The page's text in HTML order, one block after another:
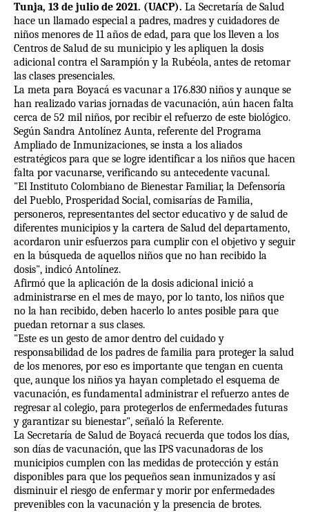
Tunja, 13 de julio de 2021. (UACP). La Secretaría de Salud
hace un llamado especial a padres, madres y cuidadores de
niños menores de 11 años de edad, para que los lleven a los
Centros de Salud de su municipio y les apliquen la dosis
adicional contra el Sarampión y la Rubéola, antes de retomar
las clases presenciales.
La meta para Boyacá es vacunar a 176.830 niños y aunque se
han realizado varias jornadas de vacunación, aún hacen falta
cerca de 52 mil niños, por recibir el refuerzo de este biológico.
Según Sandra Antolínez Aunta, referente del Programa
Ampliado de Inmunizaciones, se insta a los aliados
estratégicos para que se logre identificar a los niños que hacen
falta por vacunarse, verificando su antecedente vacunal.
"El Instituto Colombiano de Bienestar Familiar, la Defensoría
del Pueblo, Prosperidad Social, comisarías de Familia,
personeros, representantes del sector educativo y de salud de
diferentes municipios y la cartera de Salud del departamento,
acordaron unir esfuerzos para cumplir con el objetivo y seguir
en la búsqueda de aquellos niños que no han recibido la
dosis", indicó Antolínez.
Afirmó que la aplicación de la dosis adicional inició a
administrarse en el mes de mayo, por lo tanto, los niños que
no la han recibido, deben hacerlo lo antes posible para que
puedan retornar a sus clases.
"Este es un gesto de amor dentro del cuidado y
responsabilidad de los padres de familia para proteger la salud
de los menores, por eso es importante que tengan en cuenta
que, aunque los niños ya hayan completado el esquema de
vacunación, es fundamental administrar el refuerzo antes de
regresar al colegio, para protegerlos de enfermedades futuras
y garantizar su bienestar", señaló la Referente.
La Secretaría de Salud de Boyacá recuerda que todos los días,
son días de vacunación, que las IPS vacunadoras de los
municipios cumplen con las medidas de protección y están
disponibles para que los pequeños sean inmunizados y así
disminuir el riesgo de enfermar y morir por enfermedades
prevenibles con la vacunación y la presencia de brotes.